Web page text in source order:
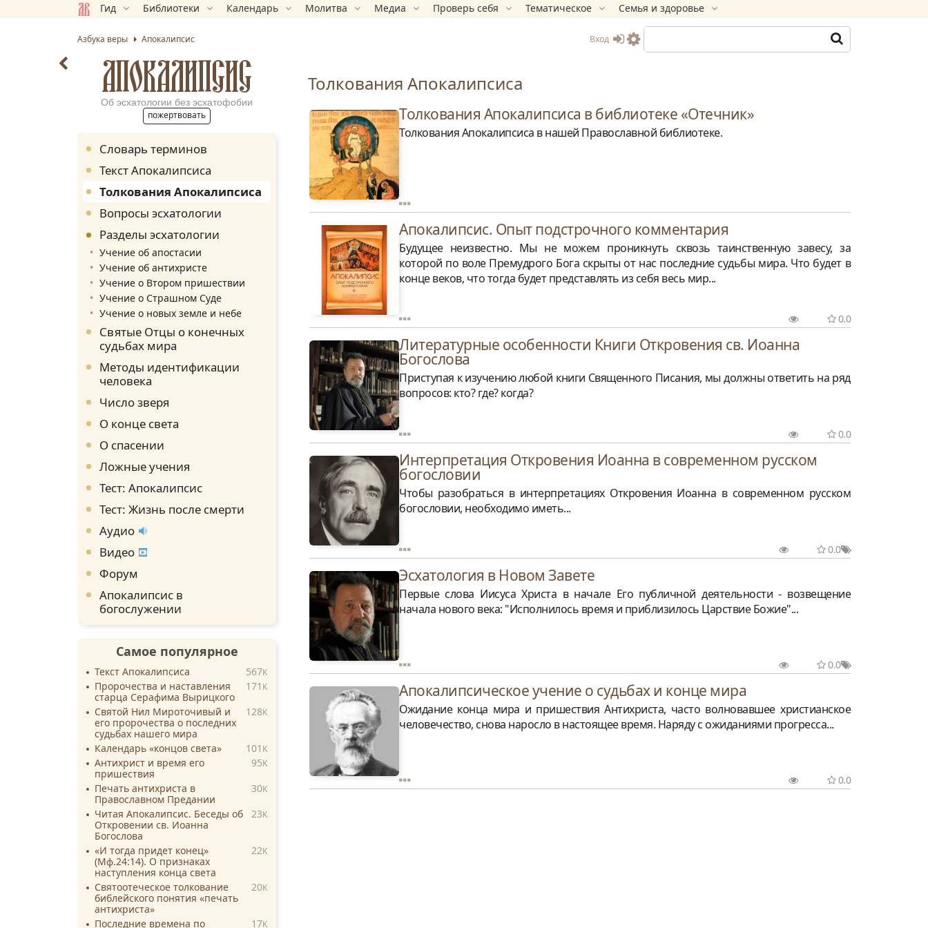
Гид Библиотеки Календарь Молитва Медиа Проверь себя Тематическое Семья и здоровье
Азбука веры Апокалипсис Вход
Толкования Апокалипсиса
Толкования Апокалипсиса в библиотеке «Отечник»
Толкования Апокалипсиса в нашей Православной библиотеке.
Апокалипсис. Опыт подстрочного комментария
Будущее неизвестно. Мы не можем проникнуть сквозь таинственную завесу, за
которой по воле Премудрого Бога скрыты от нас последние судьбы мира. Что будет в
конце веков, что тогда будет представлять из себя весь мир...
0.0
Литературные особенности Книги Откровения св. Иоанна
Богослова
Приступая к изучению любой книги Священного Писания, мы должны ответить на ряд
вопросов: кто? где? когда?
0.0
Интерпретация Откровения Иоанна в современном русском
богословии
Чтобы разобраться в интерпретациях Откровения Иоанна в современном русском
богословии, необходимо иметь...
0.0
Эсхатология в Новом Завете
Первые слова Иисуса Христа в начале Его публичной деятельности - возвещение
начала нового века: "Исполнилось время и приблизилось Царствие Божие"...
0.0
Апокалипсическое учение о судьбах и конце мира
Ожидание конца мира и пришествия Антихриста, часто волновавшее христианское
человечество, снова наросло в настоящее время. Наряду с ожиданиями прогресса...
0.0
АПОКАЛИПСИС
Об эсхатологии без эсхатофобии
пожертвовать
Словарь терминов
Текст Апокалипсиса
Толкования Апокалипсиса
Вопросы эсхатологии
Разделы эсхатологии
Учение об апостасии
Учение об антихристе
Учение о Втором пришествии
Учение о Страшном Суде
Учение о новых земле и небе
Святые Отцы о конечных
судьбах мира
Методы идентификации
человека
Число зверя
О конце света
О спасении
Ложные учения
Тест: Апокалипсис
Тест: Жизнь после смерти
Аудио
Видео
Форум
Апокалипсис в
богослужении
Самое популярное
Текст Апокалипсиса 567K
Пророчества и наставления
старца Серафима Вырицкого
171 K
Святой Нил Мироточивый и
его пророчества о последних
судьбах нашего мира
128K
Календарь «концов света» 101 K
Антихрист и время его
пришествия
95K
Печать антихриста в
Православном Предании
30K
Читая Апокалипсис. Беседы об
Откровении св. Иоанна
Богослова
23K
«И тогда придет конец»
(Мф.24:14). О признаках
наступления конца света
22K
Святоотеческое толкование
библейского понятия «печать
антихриста»
20K
Последние времена по
17K